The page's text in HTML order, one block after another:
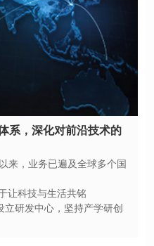
让科技与生活共铭